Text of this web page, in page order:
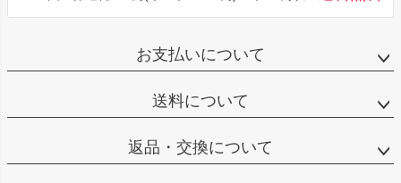
お支払いについて
送料について
返品・交換について